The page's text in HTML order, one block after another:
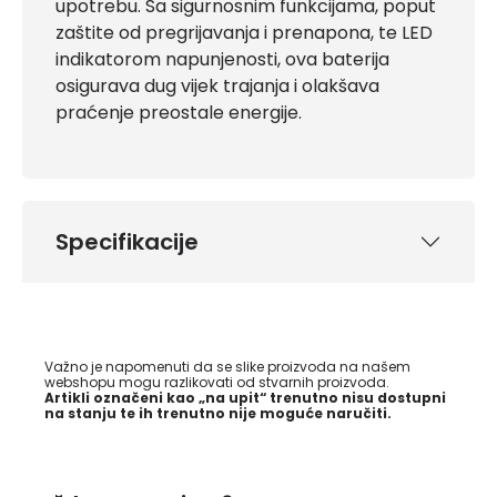
upotrebu. Sa sigurnosnim funkcijama, poput
zaštite od pregrijavanja i prenapona, te LED
indikatorom napunjenosti, ova baterija
osigurava dug vijek trajanja i olakšava
praćenje preostale energije.
Specifikacije
Važno je napomenuti da se slike proizvoda na našem
webshopu mogu razlikovati od stvarnih proizvoda.
Artikli označeni kao „na upit“ trenutno nisu dostupni
na stanju te ih trenutno nije moguće naručiti.